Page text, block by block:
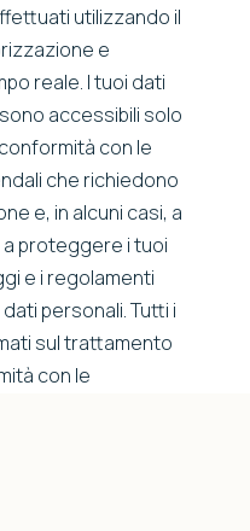
utilizzando il
e
reale. I tuoi dati
accessibili solo
con le
che richiedono
e, in alcuni casi, a
proteggere i tuoi
e i regolamenti
personali. Tutti i
sul trattamento
con le